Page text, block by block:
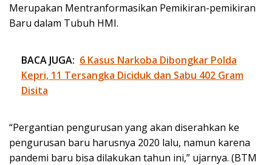
Merupakan Mentranformasikan Pemikiran-pemikiran
Baru dalam Tubuh HMI.
BACA JUGA: 6 Kasus Narkoba Dibongkar Polda
Kepri, 11 Tersangka Diciduk dan Sabu 402 Gram
Disita
“Pergantian pengurusan yang akan diserahkan ke
pengurusan baru harusnya 2020 lalu, namun karena
pandemi baru bisa dilakukan tahun ini,” ujarnya. (BTM